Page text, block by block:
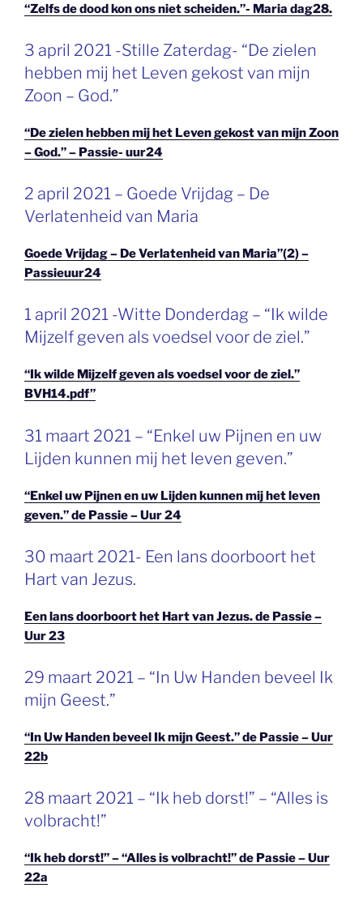
“Zelfs de dood kon ons niet scheiden.”- Maria dag28.
GEPLAATST
OP
3 april 2021 -Stille Zaterdag- “De zielen
hebben mij het Leven gekost van mijn
Zoon – God.”
“De zielen hebben mij het Leven gekost van mijn Zoon
– God.” – Passie- uur24
GEPLAATST
OP
2 april 2021 – Goede Vrijdag – De
Verlatenheid van Maria
Goede Vrijdag – De Verlatenheid van Maria”(2) –
Passieuur24
GEPLAATST
OP
1 april 2021 -Witte Donderdag – “Ik wilde
Mijzelf geven als voedsel voor de ziel.”
“Ik wilde Mijzelf geven als voedsel voor de ziel.”
BVH14.pdf”
GEPLAATST
OP
31 maart 2021 – “Enkel uw Pijnen en uw
Lijden kunnen mij het leven geven.”
“Enkel uw Pijnen en uw Lijden kunnen mij het leven
geven.” de Passie – Uur 24
GEPLAATST
OP
30 maart 2021- Een lans doorboort het
Hart van Jezus.
Een lans doorboort het Hart van Jezus. de Passie –
Uur 23
GEPLAATST
OP
29 maart 2021 – “In Uw Handen beveel Ik
mijn Geest.”
“In Uw Handen beveel Ik mijn Geest.” de Passie – Uur
22b
GEPLAATST
OP
28 maart 2021 – “Ik heb dorst!” – “Alles is
volbracht!”
“Ik heb dorst!” – “Alles is volbracht!” de Passie – Uur
22a